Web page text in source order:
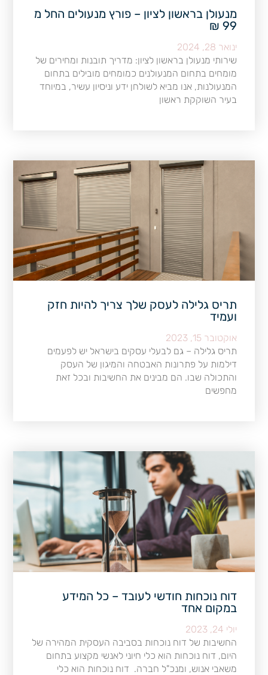
מנעולן בראשון לציון – פורץ מנעולים החל מ
99 ₪
ינואר 28, 2024
שירותי מנעולן בראשון לציון: מדריך תובנות ומחירים של
מומחים בתחום המנעולנים כמומחים מובילים בתחום
המנעולנות, אנו מביא לשולחן ידע וניסיון עשיר, במיוחד
בעיר השוקקת ראשון
תריס גלילה לעסק שלך צריך להיות חזק
ועמיד
אוקטובר 15, 2023
תריס גלילה – גם לבעלי עסקים בישראל יש לפעמים
דילמות על פתרונות האבטחה והמיגון של העסק
והתכולה שבו. הם מבינים את החשיבות ובכל זאת
מחפשים
דוח נוכחות חודשי לעובד – כל המידע
במקום אחד
יולי 24, 2023
החשיבות של דוח נוכחות בסביבה העסקית המהירה של
היום, דוח נוכחות הוא כלי חיוני לאנשי מקצוע בתחום
משאבי אנוש, ומנכ"ל חברה. דוח נוכחות הוא כלי